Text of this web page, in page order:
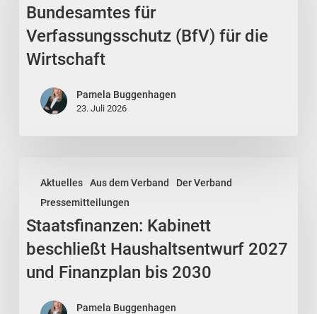
für
Verfassungsschutz
(BfV)
für
Wirtschaft
Bundesamtes für
Verfassungsschutz (BfV) für die
Wirtschaft
Pamela Buggenhagen
23. Juli 2026
Aktuelles Aus dem Verband
Der Verband
Pressemitteilungen
Kabinett
beschließt
Haushaltsentwurf
2027
und
Staatsfinanzen: Kabinett
beschließt Haushaltsentwurf 2027
und Finanzplan bis 2030
Pamela Buggenhagen